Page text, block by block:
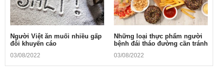
Người Việt ăn muối nhiều gấp
đôi khuyến cáo
03/08/2022
Những loại thực phẩm người
bệnh đái tháo đường cần tránh
03/08/2022